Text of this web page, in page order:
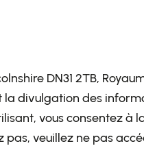
DN31 2TB,
la divulgation des
vous consentez à
veuillez ne pas